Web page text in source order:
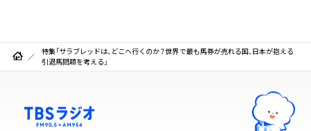
特集「サラブレッドは、どこへ行くのか？世界で最も馬券が売れる国、日本が抱える
引退馬問題を考える」